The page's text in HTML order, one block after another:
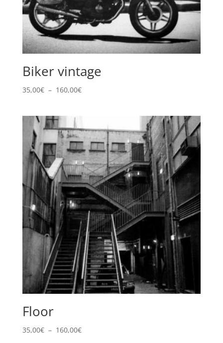
Biker vintage
35,00€ – 160,00€Plage
à
160,00€
Floor
35,00€ – 160,00€Plage